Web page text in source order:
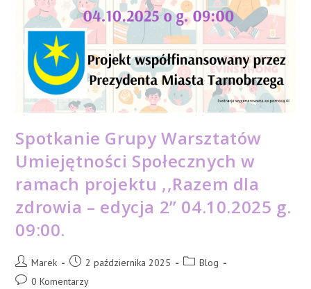
Spotkanie Grupy Warsztatów
Umiejętności Społecznych w
ramach projektu ,,Razem dla
zdrowia – edycja 2” 04.10.2025 g.
09:00.
Post
author:
Marek
Post
published:
2 października 2025
PostBlog
Post0 Komentarzy